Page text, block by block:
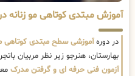
آموزش مبتدی کوتاهی مو زنانه
در دورهآموزشی سطح مبتدی کوتاهی
بهارستان، هنرجو زیر نظر مربیان
آزمون فنی حرفه ای و گرفتن مدرک